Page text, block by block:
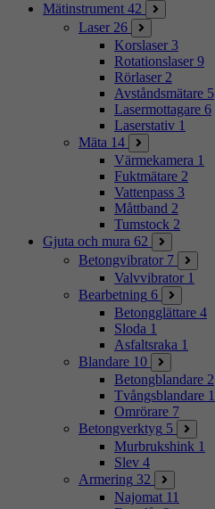
Mätinstrument 42
Laser 26
Korslaser 3
Rotationslaser 9
Rörlaser 2
Avståndsmätare 5
Lasermottagare 6
Laserstativ 1
Mäta 14
Värmekamera 1
Fuktmätare 2
Vattenpass 3
Måttband 2
Tumstock 2
Gjuta och mura 62
Betongvibrator 7
Valvvibrator 1
Bearbetning 6
Betongglättare 4
Sloda 1
Asfaltsraka 1
Blandare 10
Betongblandare 2
Tvångsblandare 1
Omrörare 7
Betongverktyg 5
Murbrukshink 1
Slev 4
Armering 32
Najomat 11